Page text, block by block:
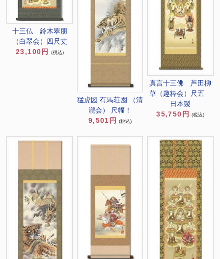
十三仏 鈴木翠朋
（白翠会）四尺丈
23,100円
(税込)
猛虎図 有馬荘園 （清
瀧会） 尺幅！
9,501円
(税込)
真言十三佛 芦田柳
草（趣粋会）尺五
日本製
35,750円
(税込)